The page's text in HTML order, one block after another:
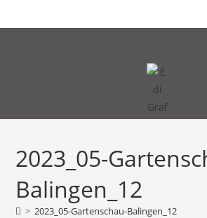
Inhalt
2023_05-
Balingen_12
> 2023_05-Gartenschau-Balingen_12